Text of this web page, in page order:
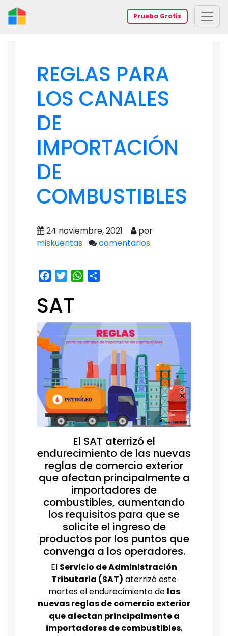
Prueba Gratis
REGLAS PARA
LOS CANALES
DE
IMPORTACIÓN
DE
COMBUSTIBLES
24 noviembre, 2021
por
miskuentas
comentarios
Facebook
TwitterWhatsApp
SAT
El SAT aterrizó el
endurecimiento de las nuevas
reglas de comercio exterior
que afectan principalmente a
importadores de
combustibles, aumentando
los requisitos para que se
solicite el ingreso de
productos por los puntos que
convenga a los operadores.
El Servicio de Administración
Tributaria (SAT) aterrizó este
martes el endurecimiento de las
nuevas reglas de comercio exterior
que afectan principalmente a
importadores de combustibles,